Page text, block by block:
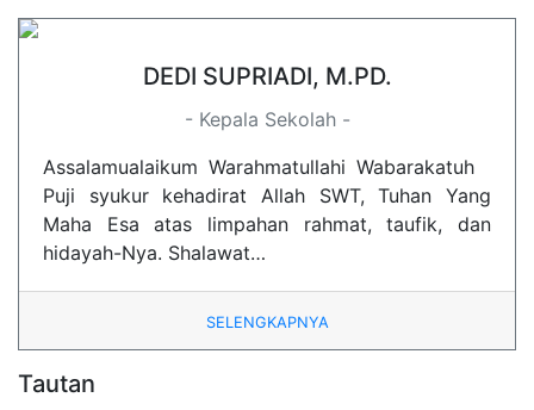
DEDI SUPRIADI, M.PD.
- Kepala Sekolah -
Assalamualaikum Warahmatullahi Wabarakatuh
Puji syukur kehadirat Allah SWT, Tuhan Yang
Maha Esa atas limpahan rahmat, taufik, dan
hidayah-Nya. Shalawat…
SELENGKAPNYA
Tautan